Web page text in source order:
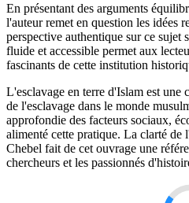
En présentant des arguments
l'auteur remet en question les idées
perspective authentique sur ce sujet
fluide et accessible permet aux
fascinants de cette institution
L'esclavage en terre d'Islam est une
de l'esclavage dans le monde
approfondie des facteurs sociaux,
alimenté cette pratique. La clarté de
Chebel fait de cet ouvrage une
chercheurs et les passionnés